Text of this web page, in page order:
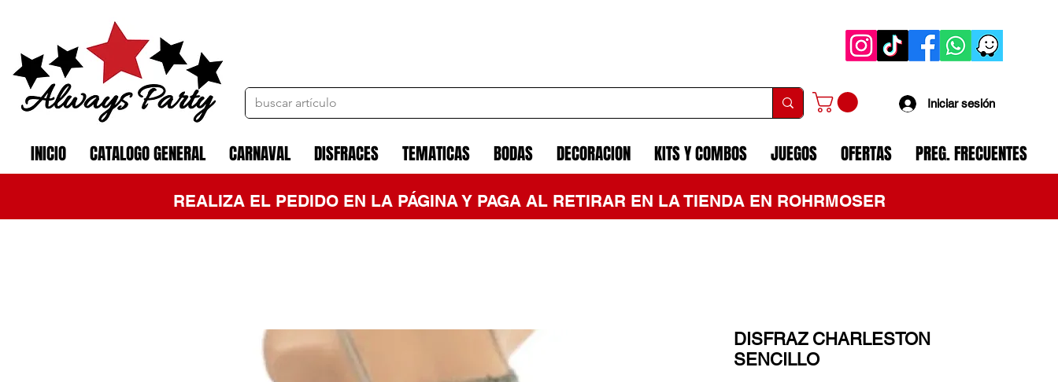
Iniciar sesión
INICIO CATALOGO GENERAL CARNAVAL DISFRACES TEMATICAS BODAS DECORACION KITS Y COMBOS JUEGOS OFERTAS PREG. FRECUENTES
REALIZA EL PEDIDO EN LA PÁGINA Y PAGA AL RETIRAR EN LA TIENDA EN ROHRMOSER
DISFRAZ CHARLESTON
SENCILLO